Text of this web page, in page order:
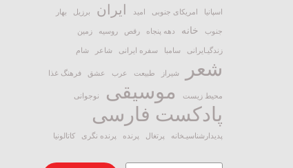
اسپانیا امریکای جنوبی امید ایران برزیل
بهار
جنوب
خانه دهه پنجاه رقص روسیه
زمین
زندگیـایرانی
سامبا سفره ایرانی شاعر شام
شعر شیراز طبیعت عرب عشق فرهنگ غذا
محیط زیست موسیقی نوجوانی
پادکست فارسی
پدیدارشناسیـخانه پرتغال پرنده پرنده نگری کاتالونیا